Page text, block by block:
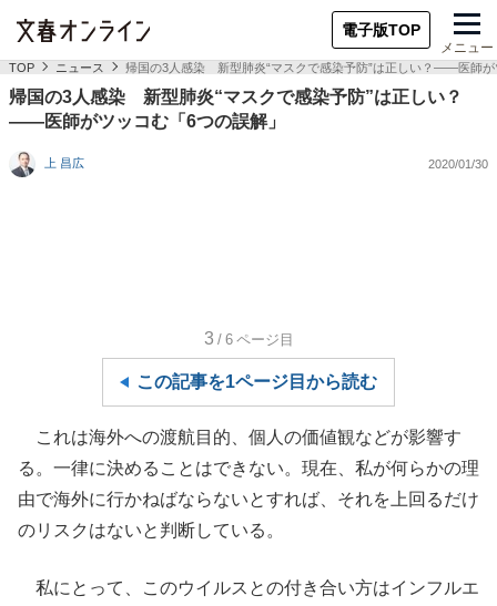
電子版TOP
メニュー
TOP ニュース 帰国の3人感染 新型肺炎“マスクで感染予防”は正しい？――医師が
帰国の3人感染 新型肺炎“マスクで感染予防”は正しい？
――医師がツッコむ「6つの誤解」
上 昌広 2020/01/30
3 /6 ページ目
この記事を1ページ目から読む
これは海外への渡航目的、個人の価値観などが影響す
る。一律に決めることはできない。現在、私が何らかの理
由で海外に行かねばならないとすれば、それを上回るだけ
のリスクはないと判断している。
私にとって、このウイルスとの付き合い方はインフルエ